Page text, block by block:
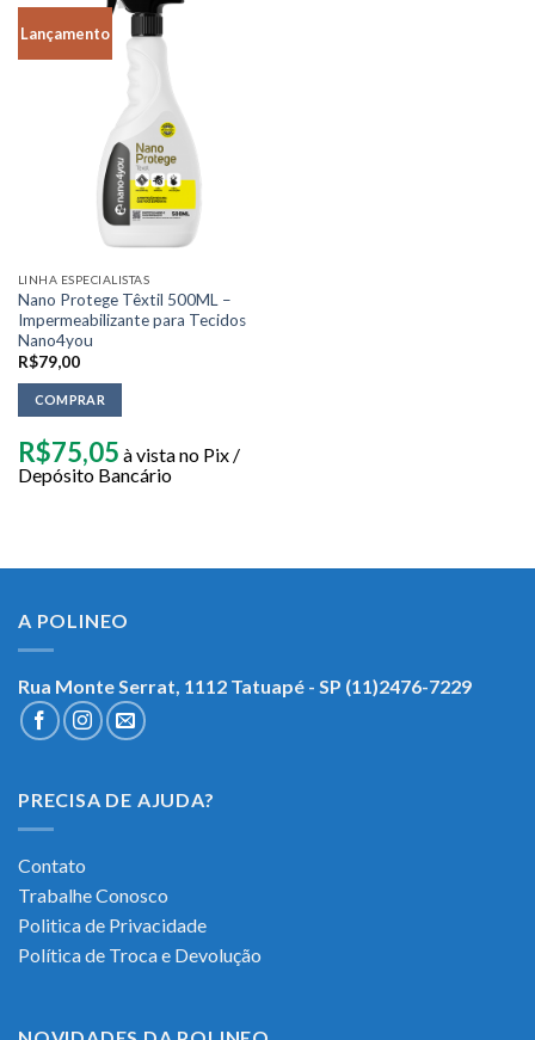
Lançamento
LINHA ESPECIALISTAS
Nano Protege Têxtil 500ML –
Impermeabilizante para Tecidos
Nano4you
R$79,00
COMPRAR
R$75,05 à vista no Pix /
Depósito Bancário
A POLINEO
Rua Monte Serrat, 1112 Tatuapé - SP (11)2476-7229
PRECISA DE AJUDA?
Contato
Trabalhe Conosco
Politica de Privacidade
Política de Troca e Devolução